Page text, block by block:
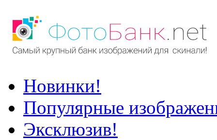
Новинки!
Популярные
Эксклюзив!